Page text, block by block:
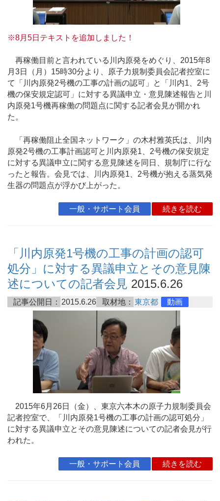
※8月5日テキストを追加しました！
再稼働目前と言われている川内原発をめぐり、2015年8
月3日（月）15時30分より、原子力規制委員会記者控室に
て「川内原発2号機の工事の計画の認可」と「川内1、2号
機の保安規定認可」に対する異議申立・意見陳述報告と川
内原発1号機再稼働の問題点に関する記者会見が開かれ
た。
「再稼働阻止全国ネットワーク」の木村雅英氏は、川内
原発2号機の工事計画認可と川内原発1、2号機の保安規定
に対する異議申立に関する意見陳述を同日、規制庁に行な
ったと報告。会見では、川内原発1、2号機が抱える蒸気発
生器の問題点が浮かび上がった。
一般・サポート会員 続きを読む
「川内原発1号機の工事の計画の認可
処分」に対する異議申立とその意見陳
述についての記者会見 2015.6.26
記事公開日： 2015.6.26 取材地： 東京都 動画
2015年6月26日（金）、東京六本木の原子力規制委員会
記者控室で、「川内原発1号機の工事の計画の認可処分」
に対する異議申立とその意見陳述についての記者会見が行
われた。
一般・サポート会員 続きを読む